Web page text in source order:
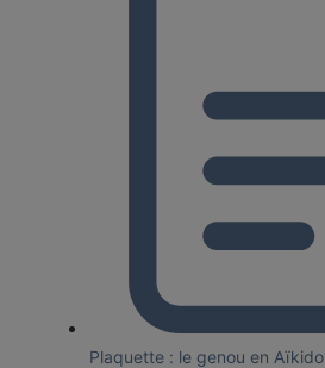
Plaquette : le genou en Aïkido